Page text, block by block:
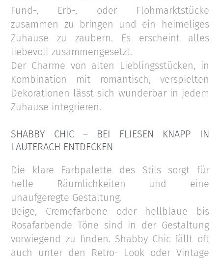
Fund-, Erb-, oder Flohmarktstücke
zusammen zu bringen und ein heimeliges
Zuhause zu zaubern. Es erscheint alles
liebevoll zusammengesetzt.
Der Charme von alten Lieblingsstücken, in
Kombination mit romantisch, verspielten
Dekorationen lässt sich wunderbar in jedem
Zuhause integrieren.
SHABBY CHIC – BEI FLIESEN KNAPP IN
LAUTERACH ENTDECKEN
Die klare Farbpalette des Stils sorgt für
helle Räumlichkeiten und eine
unaufgeregte Gestaltung.
Beige, Cremefarbene oder hellblaue bis
Rosafarbende Töne sind in der Gestaltung
vorwiegend zu finden. Shabby Chic fällt oft
auch unter den Retro- Look oder Vintage